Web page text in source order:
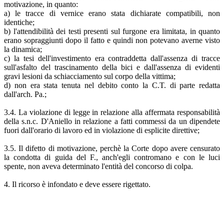
motivazione, in quanto:
a) le tracce di vernice erano stata dichiarate compatibili, non
identiche;
b) l'attendibilità dei testi presenti sul furgone era limitata, in quanto
erano sopraggiunti dopo il fatto e quindi non potevano averne visto
la dinamica;
c) la tesi dell'investimento era contraddetta dall'assenza di tracce
sull'asfalto del trascinamento della bici e dall'assenza di evidenti
gravi lesioni da schiacciamento sul corpo della vittima;
d) non era stata tenuta nel debito conto la C.T. di parte redatta
dall'arch. Pa.;
3.4. La violazione di legge in relazione alla affermata responsabilità
della s.n.c. D'Aniello in relazione a fatti commessi da un dipendete
fuori dall'orario di lavoro ed in violazione di esplicite direttive;
3.5. Il difetto di motivazione, perchè la Corte dopo avere censurato
la condotta di guida del F., anch'egli contromano e con le luci
spente, non aveva determinato l'entità del concorso di colpa.
4. Il ricorso è infondato e deve essere rigettato.